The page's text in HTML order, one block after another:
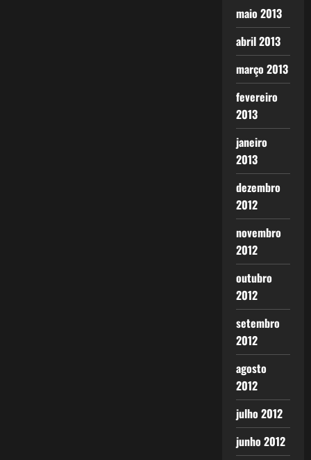
maio 2013
abril 2013
março 2013
fevereiro
2013
janeiro
2013
dezembro
2012
novembro
2012
outubro
2012
setembro
2012
agosto
2012
julho 2012
junho 2012